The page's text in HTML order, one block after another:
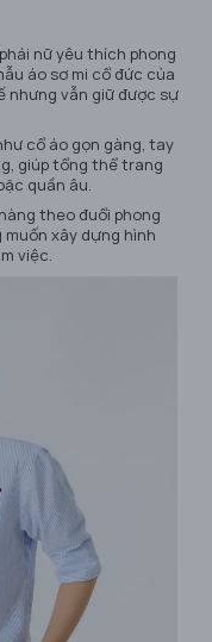
nữ yêu thích phong
áo sơ mi cổ đức của
nhưng vẫn giữ được sự
cổ áo gọn gàng, tay
giúp tổng thể trang
quần âu.
theo đuổi phong
xây dựng hình
việc.